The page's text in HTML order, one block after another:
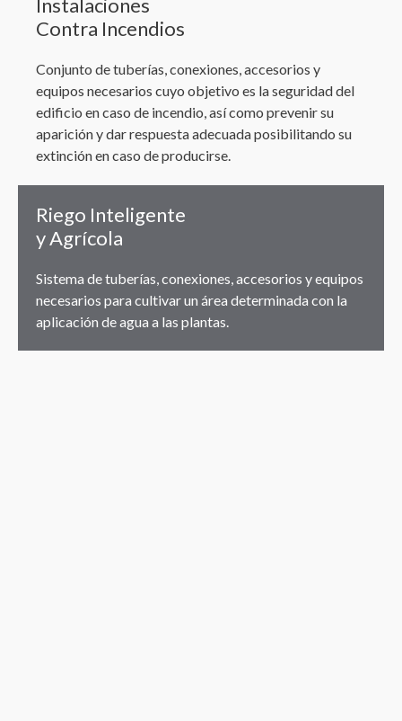
Instalaciones
Contra Incendios
Conjunto de tuberías, conexiones, accesorios y
equipos necesarios cuyo objetivo es la seguridad del
edificio en caso de incendio, así como prevenir su
aparición y dar respuesta adecuada posibilitando su
extinción en caso de producirse.
Riego Inteligente
y Agrícola
Sistema de tuberías, conexiones, accesorios y equipos
necesarios para cultivar un área determinada con la
aplicación de agua a las plantas.